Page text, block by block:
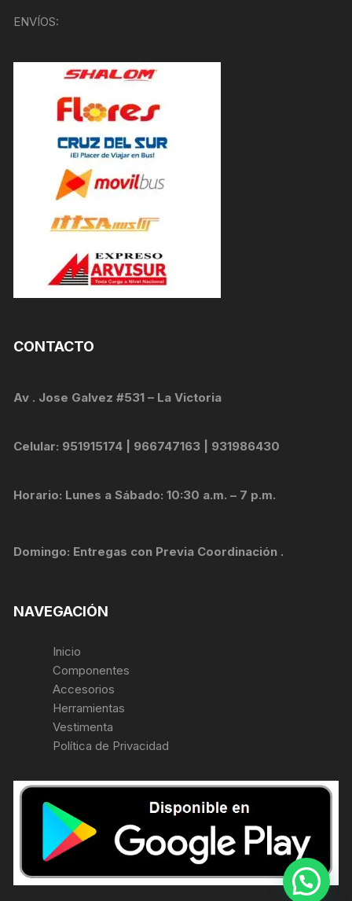
ENVÍOS:
CONTACTO
Av . Jose Galvez #531 – La Victoria
Celular: 951915174 | 966747163 | 931986430
Horario: Lunes a Sábado: 10:30 a.m. – 7 p.m.
Domingo: Entregas con Previa Coordinación .
NAVEGACIÓN
Inicio
Componentes
Accesorios
Herramientas
Vestimenta
Política de Privacidad